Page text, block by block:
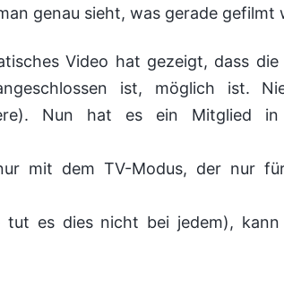
genau sieht, was gerade gefilmt
Video hat gezeigt, dass die
ist, möglich ist.
Nun hat es ein Mitglied
mit dem TV-Modus, der nur
tut es dies nicht bei jedem),